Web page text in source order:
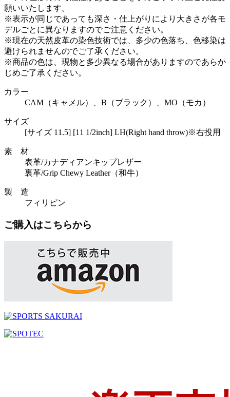
願いいたします。
※表示が同じであっても深さ・仕上がりにより大きさが各モ
デルごとに異なりますのでご注意ください。
※現在の天然皮革の染色技術では、多少の色落ち、色移染は
避けられませんのでご了承ください。
※商品の色は、現物と多少異なる場合がありますのであらか
じめご了承ください。
カラー
CAM（キャメル）、B（ブラック）、MO（モカ）
サイズ
[サイズ 11.5] [11 1/2inch] LH(Right hand throw)※右投用
素 材
表革/カナディアンキップレザー
裏革/Grip Chewy Leather（和牛）
製 造
フィリピン
ご購入はこちらから